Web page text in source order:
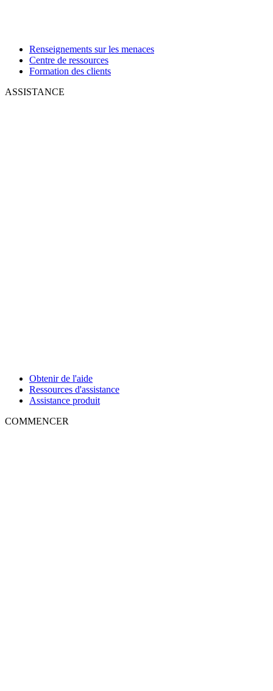
Renseignements sur les menaces
Centre de ressources
Formation des clients
ASSISTANCE
Obtenir de l'aide
Ressources d'assistance
Assistance produit
COMMENCER